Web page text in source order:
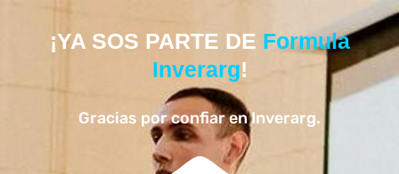
¡YA SOS PARTE DE Formula
Inverarg!
Gracias por confiar en Inverarg.